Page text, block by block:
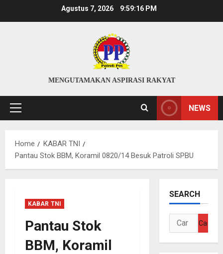
Agustus 7, 2026 9:59:17 PM
MENGUTAMAKAN ASPIRASI RAKYAT
Primary
NEWS
Home
KABAR TNI
Pantau Stok BBM, Koramil 0820/14 Besuk Patroli SPBU
KABAR TNI
Pantau Stok
BBM, Koramil
SEARCH
Cari
untuk: